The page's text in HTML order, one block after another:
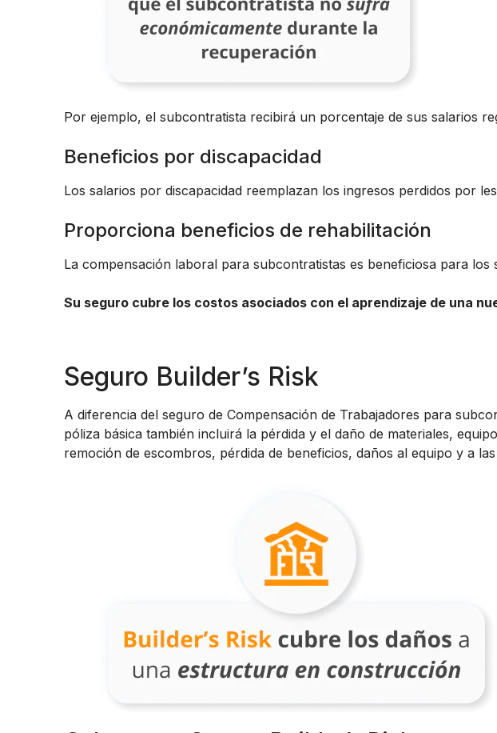
Por ejemplo, el subcontratista recibirá un porcentaje de sus salarios
Beneficios por discapacidad
Los salarios por discapacidad reemplazan los ingresos perdidos por
Proporciona beneficios de rehabilitación
La compensación laboral para subcontratistas es beneficiosa para
Su seguro cubre los costos asociados con el aprendizaje de una
Seguro Builder’s Risk
A diferencia del seguro de Compensación de Trabajadores para
póliza básica también incluirá la pérdida y el daño de materiales,
remoción de escombros, pérdida de beneficios, daños al equipo y a